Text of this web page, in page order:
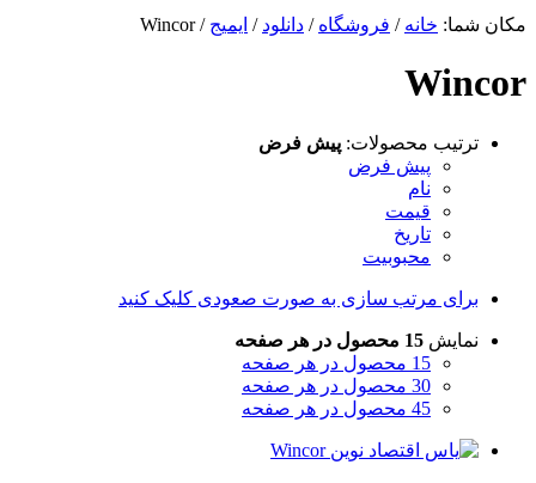
مکان شما: خانه / فروشگاه / دانلود / ایمیج /
Wincor
Wincor
ترتیب محصولات: پیش فرض
پیش فرض
نام
قیمت
تاریخ
محبوبیت
برای مرتب سازی به صورت صعودی کلیک کنید
نمایش 15 محصول در هر صفحه
15 محصول در هر صفحه
30 محصول در هر صفحه
45 محصول در هر صفحه